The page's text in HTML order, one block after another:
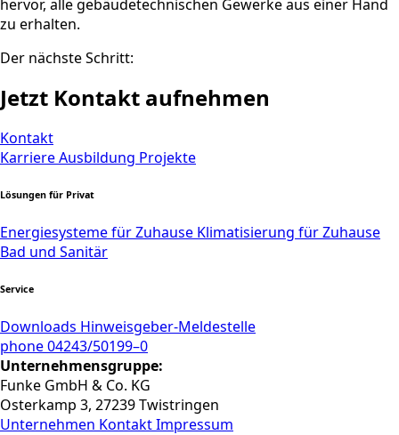
hervor, alle gebäudetechnischen Gewerke aus einer Hand
zu erhalten.
Der nächste Schritt:
Jetzt Kontakt aufnehmen
Kontakt
KarriereAusbildung Projekte
Lösungen für Privat
Energiesysteme für Zuhause Klimatisierung für Zuhause
Bad und Sanitär
Service
Downloads Hinweisgeber-Meldestelle
phone 04243/50199–0
Unternehmensgruppe:
Funke GmbH & Co. KG
Osterkamp 3, 27239 Twistringen
Unternehmen KontaktImpressum